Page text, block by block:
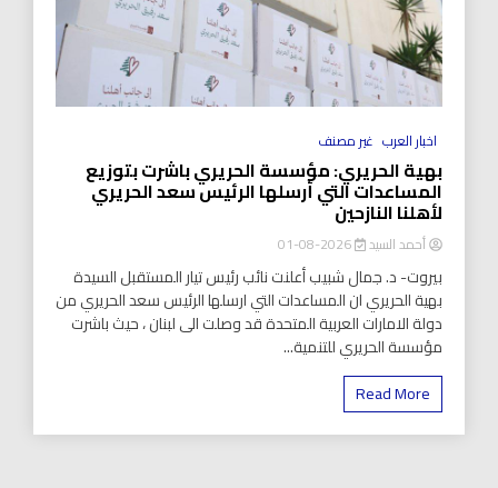
اخبار العرب غير مصنف
بهية الحريري: مؤسسة الحريري باشرت بتوزيع
المساعدات التي أرسلها الرئيس سعد الحريري
لأهلنا النازحين
أحمد السيد 2026-08-01
بيروت- د. جمال شبيب أعلنت نائب رئيس تيار المستقبل السيدة
بهية الحريري ان المساعدات التي ارسلها الرئيس سعد الحريري من
دولة الامارات العربية المتحدة قد وصلت الى لبنان ، حيث باشرت
مؤسسة الحريري للتنمية...
Read More